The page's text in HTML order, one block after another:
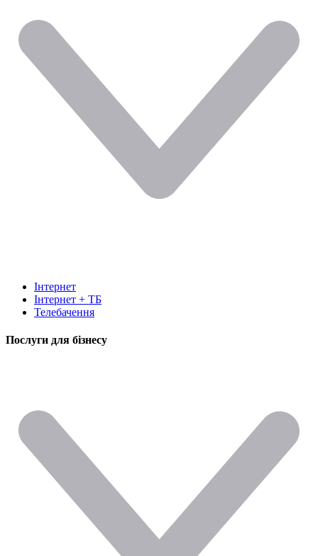
Інтернет
Інтернет + ТБ
Телебачення
Послуги для бізнесу